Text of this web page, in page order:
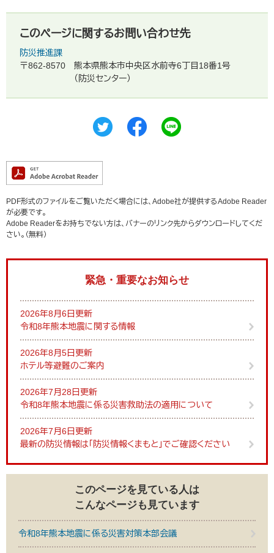
このページに関するお問い合わせ先
防災推進課
〒862-8570
熊本県熊本市中央区水前寺6丁目18番1号
（防災センター）
PDF形式のファイルをご覧いただく場合には、Adobe社が提供するAdobe Reader
が必要です。
Adobe Readerをお持ちでない方は、バナーのリンク先からダウンロードしてくだ
さい。（無料）
緊急・重要なお知らせ
2026年8月6日更新
令和8年熊本地震に関する情報
2026年8月5日更新
ホテル等避難のご案内
2026年7月28日更新
令和8年熊本地震に係る災害救助法の適用について
2026年7月6日更新
最新の防災情報は「防災情報くまもと」でご確認ください
このページを見ている人は
こんなページも見ています
令和8年熊本地震に係る災害対策本部会議